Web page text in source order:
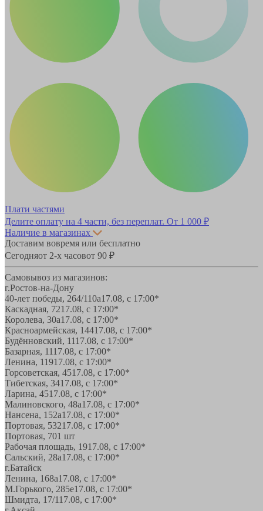
Плати частями
Делите оплату на 4 части, без переплат. От 1 000 ₽
Наличие в магазинах
Доставим вовремя или бесплатно
Сегодняот 2-х часовот 90 ₽
Самовывоз из магазинов:
г.Ростов-на-Дону
40-лет победы, 264/110а17.08, с 17:00*
Каскадная, 7217.08, с 17:00*
Королева, 30а17.08, с 17:00*
Красноармейская, 14417.08, с 17:00*
Будённовский, 1117.08, с 17:00*
Базарная, 1117.08, с 17:00*
Ленина, 11917.08, с 17:00*
Горсоветская, 4517.08, с 17:00*
Тибетская, 3417.08, с 17:00*
Ларина, 4517.08, с 17:00*
Малиновского, 48а17.08, с 17:00*
Нансена, 152а17.08, с 17:00*
Портовая, 53217.08, с 17:00*
Портовая, 701 шт
Рабочая площадь, 1917.08, с 17:00*
Сальский, 28a17.08, с 17:00*
г.Батайск
Ленина, 168а17.08, с 17:00*
М.Горького, 285е17.08, с 17:00*
Шмидта, 17/117.08, с 17:00*